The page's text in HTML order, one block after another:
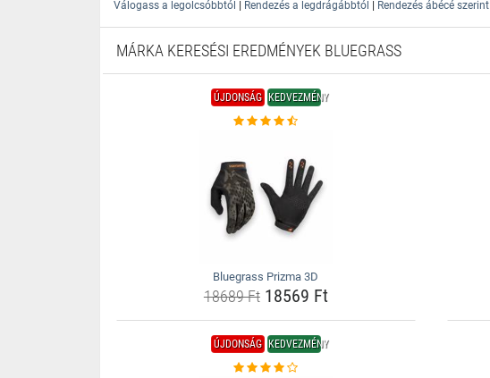
Válogass a legolcsóbbtól | Rendezés a legdrágábbtól | Rendezés ábécé szerint
MÁRKA KERESÉSI EREDMÉNYEK BLUEGRASS
ÚJDONSÁG KEDVEZMÉNY
Bluegrass Prizma 3D
18689 Ft18569 Ft
ÚJDONSÁG KEDVEZMÉNY